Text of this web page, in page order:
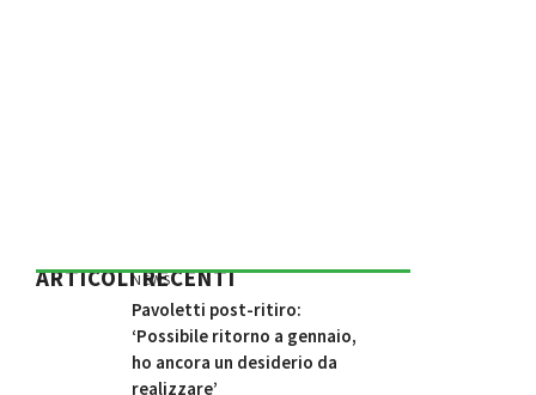
ARTICOLI RECENTI
NEWS
Pavoletti post-ritiro:
‘Possibile ritorno a gennaio,
ho ancora un desiderio da
realizzare’